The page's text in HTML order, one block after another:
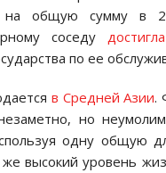
на общую сумму в
соседу достигла
по ее
в Средней Азии.
но
одну общую
высокий уровень